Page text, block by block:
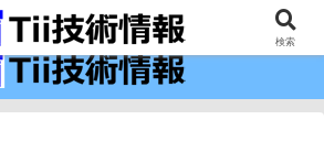
の科学技術の情報インフラ。
検索